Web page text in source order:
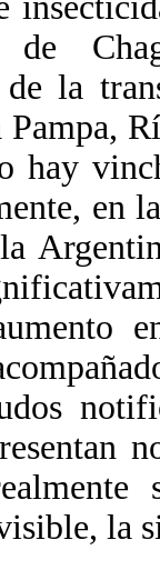
la
Pampa,
hay
en
la